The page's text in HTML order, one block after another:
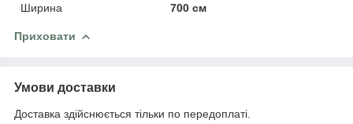
Ширина
700 см
Приховати
Умови доставки
Доставка здійснюється тільки по передоплаті.